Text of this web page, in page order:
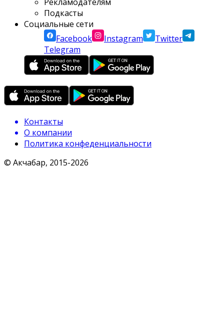
Подкасты
Социальные сети
Facebook
Instagram
Twitter
Telegram
Контакты
О компании
Политика конфеденциальности
© Акчабар, 2015-2026